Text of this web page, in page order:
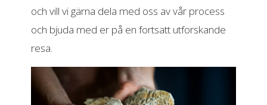
och vill vi gärna dela med oss av vår process
och bjuda med er på en fortsatt utforskande
resa.